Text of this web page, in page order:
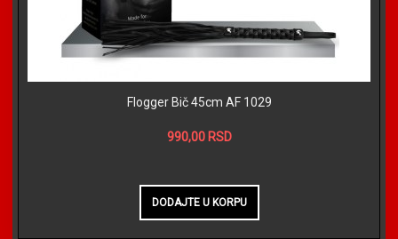
Flogger Bič 45cm AF 1029
990,00 RSD